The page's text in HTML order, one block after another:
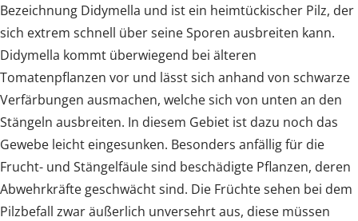
Bezeichnung Didymella und ist ein heimtückischer Pilz, der
sich extrem schnell über seine Sporen ausbreiten kann.
Didymella kommt überwiegend bei älteren
Tomatenpflanzen vor und lässt sich anhand von schwarze
Verfärbungen ausmachen, welche sich von unten an den
Stängeln ausbreiten. In diesem Gebiet ist dazu noch das
Gewebe leicht eingesunken. Besonders anfällig für die
Frucht- und Stängelfäule sind beschädigte Pflanzen, deren
Abwehrkräfte geschwächt sind. Die Früchte sehen bei dem
Pilzbefall zwar äußerlich unversehrt aus, diese müssen